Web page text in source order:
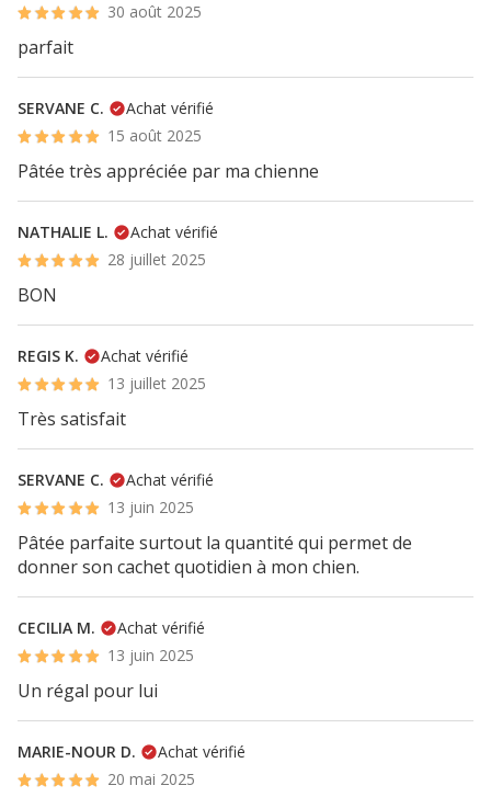
30 août 2025
parfait
SERVANE C.
Achat vérifié
15 août 2025
Pâtée très appréciée par ma chienne
NATHALIE L.
Achat vérifié
28 juillet 2025
BON
REGIS K.
Achat vérifié
13 juillet 2025
Très satisfait
SERVANE C.
Achat vérifié
13 juin 2025
Pâtée parfaite surtout la quantité qui permet de
donner son cachet quotidien à mon chien.
CECILIA M.
Achat vérifié
13 juin 2025
Un régal pour lui
MARIE-NOUR D.
Achat vérifié
20 mai 2025